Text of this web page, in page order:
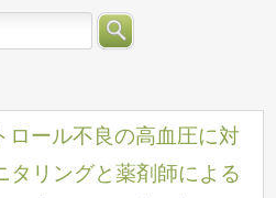
ロール不良の高血圧に対
タリングと薬剤師による